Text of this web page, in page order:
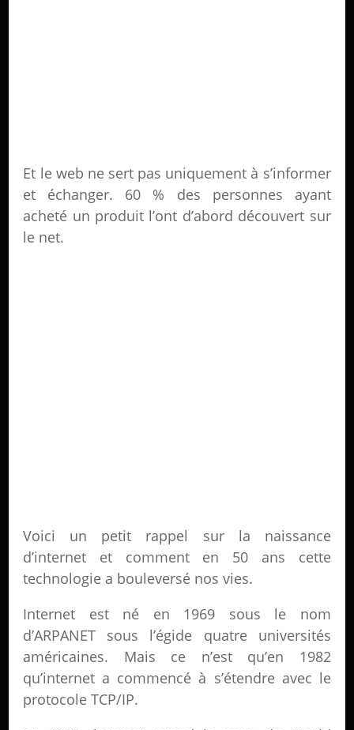
Et le web ne sert pas uniquement à s’informer
et échanger. 60 % des personnes ayant
acheté un produit l’ont d’abord découvert sur
le net.
Voici un petit rappel sur la naissance
d’internet et comment en 50 ans cette
technologie a bouleversé nos vies.
Internet est né en 1969 sous le nom
d’ARPANET sous l’égide quatre universités
américaines. Mais ce n’est qu’en 1982
qu’internet a commencé à s’étendre avec le
protocole TCP/IP.